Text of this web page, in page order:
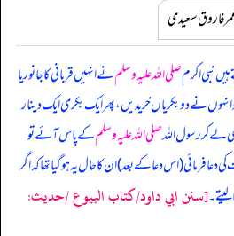
فاروق سعیدی
ہیںنبی اکرمصلی اللہ علیہ وسلمنے انہیں قربانی کا جانور یا
نے دو بکریاں خریدیں، پھر ایک بکری ایک دینار
لے کر رسول اللہصلی اللہ علیہ وسلمکے پاس آئے تو
فرمائی (اس دعا کے بعد) ان کا حال یہ ہو گیا تھا کہ اگر
[سنن ابي داود/كتاب البيوع /حدیث: